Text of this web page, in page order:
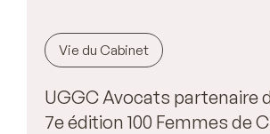
Vie du Cabinet
UGGC Avocats partenaire
7e édition 100 Femmes de